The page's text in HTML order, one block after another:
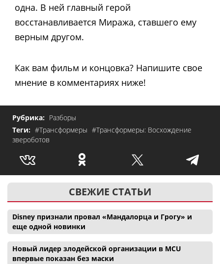
одна. В ней главный герой
восстанавливается Миража, ставшего ему
верным другом.
Как вам фильм и концовка? Напишите свое
мнение в комментариях ниже!
Рубрика: Разборы
Теги: #Трансформеры #Трансформеры: Восхождение
звероботов
СВЕЖИЕ СТАТЬИ
Disney признали провал «Мандалорца и Грогу» и
еще одной новинки
Новый лидер злодейской организации в MCU
впервые показан без маски